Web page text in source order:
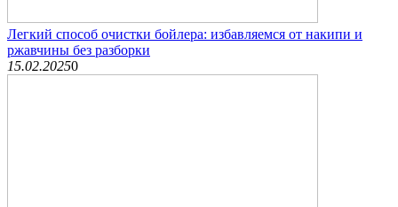
Легкий способ очистки бойлера: избавляемся от накипи и
ржавчины без разборки
15.02.20250